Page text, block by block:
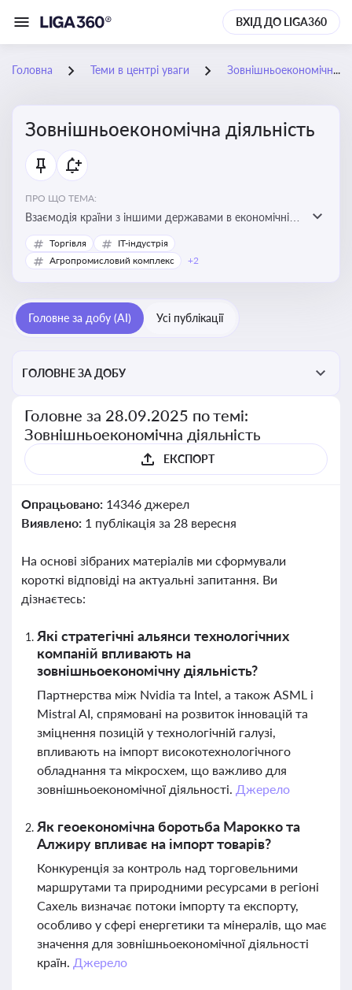
ВХІД ДО LIGA360
Головна Теми в центрі уваги Зовнішньоекономічна діяльність
Зовнішньоекономічна діяльність
ПРО ЩО ТЕМА:
Взаємодія країни з іншими державами в економічній
сфері, включаючи експорт та імпорт товарів і послуг,
міжнародні фінансові операції, інвестиції, торгівлю,
Торгівля
IT-індустрія
Агропромисловий комплекс
+2
Головне за добу (AI) Усі публікації
ГОЛОВНЕ ЗА ДОБУ
Головне за 28.09.2025 по темі:
Зовнішньоекономічна діяльність
ЕКСПОРТ
Опрацьовано: 14346 джерел
Виявлено: 1 публікація за 28 вересня
На основі зібраних матеріалів ми сформували
короткі відповіді на актуальні запитання. Ви
дізнаєтесь:
Які стратегічні альянси технологічних
компаній впливають на
зовнішньоекономічну діяльність?
Партнерства між Nvidia та Intel, а також ASML і
Mistral AI, спрямовані на розвиток інновацій та
зміцнення позицій у технологічній галузі,
впливають на імпорт високотехнологічного
обладнання та мікросхем, що важливо для
зовнішньоекономічної діяльності. Джерело
Як геоекономічна боротьба Марокко та
Алжиру впливає на імпорт товарів?
Конкуренція за контроль над торговельними
маршрутами та природними ресурсами в регіоні
Сахель визначає потоки імпорту та експорту,
особливо у сфері енергетики та мінералів, що має
значення для зовнішньоекономічної діяльності
країн. Джерело